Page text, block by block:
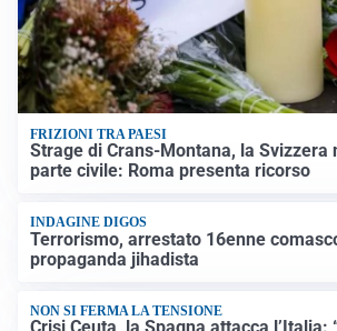
FRIZIONI TRA PAESI
Strage di Crans-Montana, la Svizzera
parte civile: Roma presenta ricorso
INDAGINE DIGOS
Terrorismo, arrestato 16enne
propaganda jihadista
NON SI FERMA LA TENSIONE